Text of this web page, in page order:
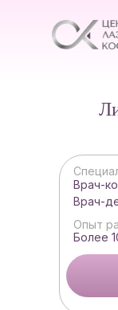
Врач-
Врач-
Более
Опыт